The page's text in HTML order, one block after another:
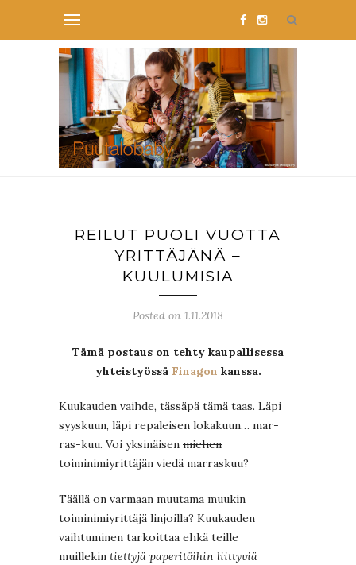
REILUT PUOLI VUOTTA
YRITTÄJÄNÄ –
KUULUMISIA
Posted on 1.11.2018
Tämä postaus on tehty kaupallisessa
yhteistyössä Finagon kanssa.
Kuukauden vaihde, tässäpä tämä taas. Läpi
syyskuun, läpi repaleisen lokakuun… mar-
ras-kuu. Voi yksinäisen miehen
toiminimiyrittäjän viedä marraskuu?
Täällä on varmaan muutama muukin
toiminimiyrittäjä linjoilla? Kuukauden
vaihtuminen tarkoittaa ehkä teille
muillekin tiettyjä paperitöihin liittyviä